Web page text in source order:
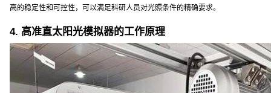
高的稳定性和可控性，可以满足科研人员对光照条件的精确要求。
4. 高准直太阳光模拟器的工作原理